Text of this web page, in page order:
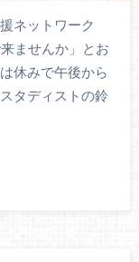
ネットワーク
ませんか」とお
休みで午後から
タディストの鈴